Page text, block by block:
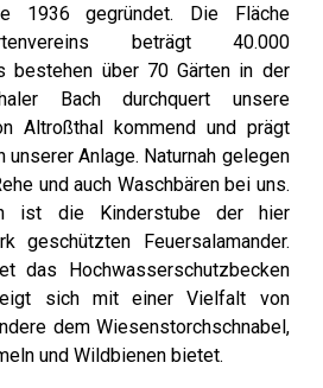
1936 gegründet. Die Fläche
beträgt 40.000
bestehen über 70 Gärten in der
Bach durchquert unsere
Altroßthal kommend und prägt
unserer Anlage. Naturnah gelegen
und auch Waschbären bei uns.
ist die Kinderstube der hier
geschützten Feuersalamander.
das Hochwasserschutzbecken
sich mit einer Vielfalt von
dem Wiesenstorchschnabel,
und Wildbienen bietet.